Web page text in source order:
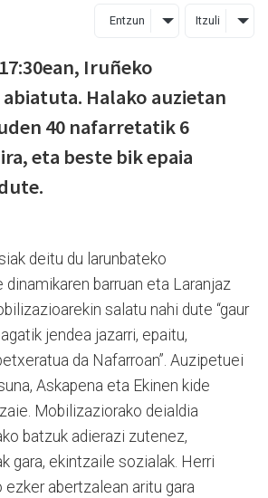
Entzun Itzuli
Iruñeko
Halako auzietan
40 nafarretatik 6
eta beste bik epaia
deitu du larunbateko
barruan eta Laranjaz
salatu nahi dute “gaur
jendea jazarri, epaitu,
da Nafarroan”. Auzipetuei
Askapena eta Ekinen kide
Mobilizaziorako deialdia
batzuk adierazi zutenez,
gara, ekintzaile sozialak. Herri
ezker abertzalean aritu gara